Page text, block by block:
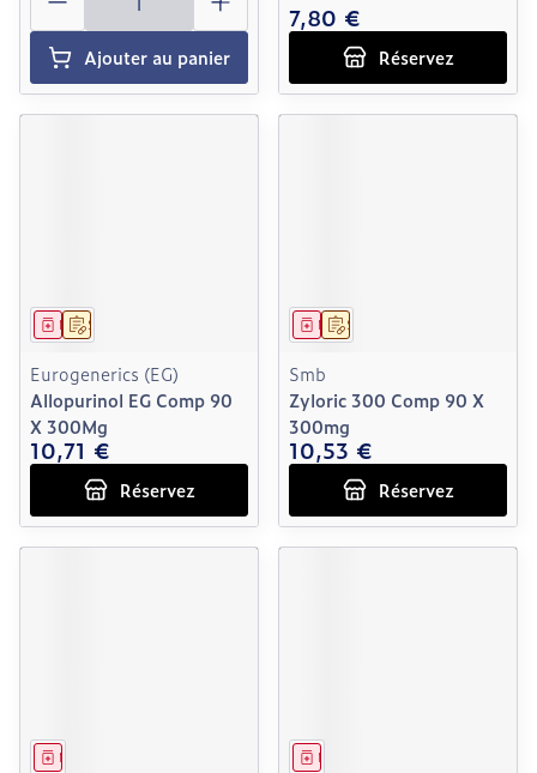
Ajouter au panier
7,80 €
Réservez
Sur prescription
Médicament
Eurogenerics (EG)
Allopurinol EG Comp 90
X 300Mg
10,71 €
Réservez
Sur prescription
Médicament
Smb
Zyloric 300 Comp 90 X
300mg
10,53 €
Réservez
Médicament Médicament